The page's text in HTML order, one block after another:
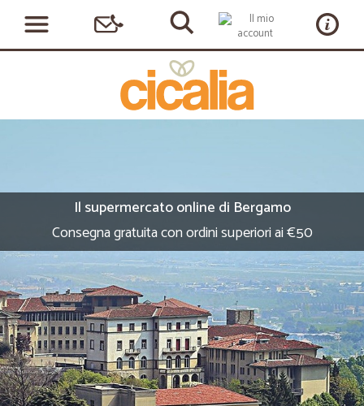
Il supermercato online di Bergamo
Consegna gratuita con ordini superiori ai €50